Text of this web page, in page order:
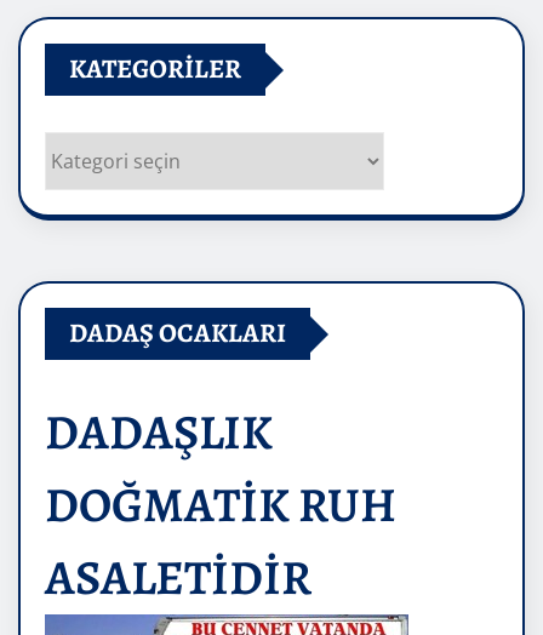
KATEGORILER
Kategoriler
DADAŞ OCAKLARI
DADAŞLIK
DOĞMATİK RUH
ASALETİDİR